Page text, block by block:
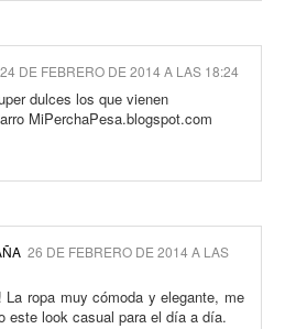
24 DE FEBRERO DE 2014 A LAS 18:24
dulces los que vienen
MiPerchaPesa.blogspot.com
26 DE FEBRERO DE 2014 A LAS
La ropa muy cómoda y elegante, me
este look casual para el día a día.